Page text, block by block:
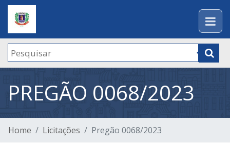
PREGÃO 0068/2023
Home Licitações Pregão 0068/2023